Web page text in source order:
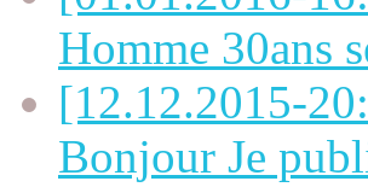
Homme 30ans
[12.12.2015-
Bonjour Je